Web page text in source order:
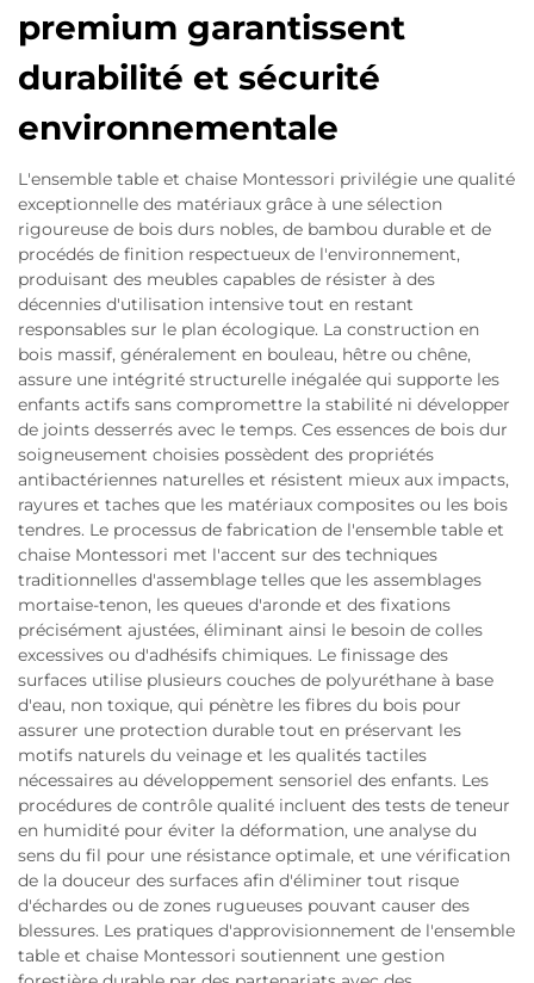
premium garantissent
durabilité et sécurité
environnementale
L'ensemble table et chaise Montessori privilégie une qualité
exceptionnelle des matériaux grâce à une sélection
rigoureuse de bois durs nobles, de bambou durable et de
procédés de finition respectueux de l'environnement,
produisant des meubles capables de résister à des
décennies d'utilisation intensive tout en restant
responsables sur le plan écologique. La construction en
bois massif, généralement en bouleau, hêtre ou chêne,
assure une intégrité structurelle inégalée qui supporte les
enfants actifs sans compromettre la stabilité ni développer
de joints desserrés avec le temps. Ces essences de bois dur
soigneusement choisies possèdent des propriétés
antibactériennes naturelles et résistent mieux aux impacts,
rayures et taches que les matériaux composites ou les bois
tendres. Le processus de fabrication de l'ensemble table et
chaise Montessori met l'accent sur des techniques
traditionnelles d'assemblage telles que les assemblages
mortaise-tenon, les queues d'aronde et des fixations
précisément ajustées, éliminant ainsi le besoin de colles
excessives ou d'adhésifs chimiques. Le finissage des
surfaces utilise plusieurs couches de polyuréthane à base
d'eau, non toxique, qui pénètre les fibres du bois pour
assurer une protection durable tout en préservant les
motifs naturels du veinage et les qualités tactiles
nécessaires au développement sensoriel des enfants. Les
procédures de contrôle qualité incluent des tests de teneur
en humidité pour éviter la déformation, une analyse du
sens du fil pour une résistance optimale, et une vérification
de la douceur des surfaces afin d'éliminer tout risque
d'échardes ou de zones rugueuses pouvant causer des
blessures. Les pratiques d'approvisionnement de l'ensemble
table et chaise Montessori soutiennent une gestion